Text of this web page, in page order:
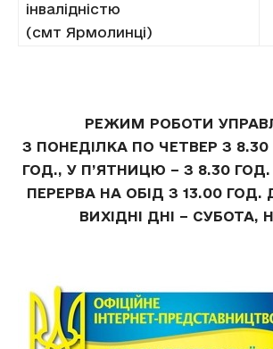
інвалідністю
(смт Ярмолинці)
РЕЖИМ РОБОТИ
З ПОНЕДІЛКА ПО ЧЕТВЕР З 8.30
ГОД., У П’ЯТНИЦЮ – З 8.30 ГОД.
ПЕРЕРВА НА ОБІД З 13.00 ГОД.
ВИХІДНІ ДНІ – СУБОТА,